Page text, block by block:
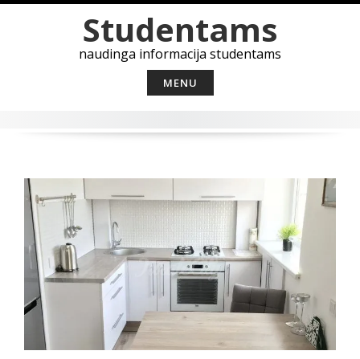
to
content
Studentams
naudinga informacija studentams
MENU